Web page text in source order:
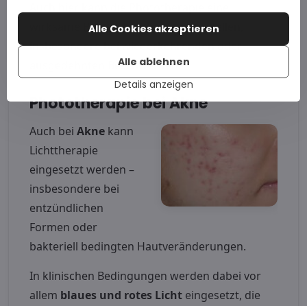
wirksame Behandlungsoption darstellen,
insbesondere bei wiederkehrenden oder
ausgedehnten Beschwerden.
Phototherapie bei Akne
Auch bei Akne kann
Lichttherapie
eingesetzt werden –
insbesondere bei
entzündlichen
Formen oder
bakteriell bedingten Hautveränderungen.
In klinischen Bedingungen werden dabei vor
allem blaues und rotes Licht eingesetzt, die
Details anzeigen
Alle Cookies akzeptieren
Alle ablehnen